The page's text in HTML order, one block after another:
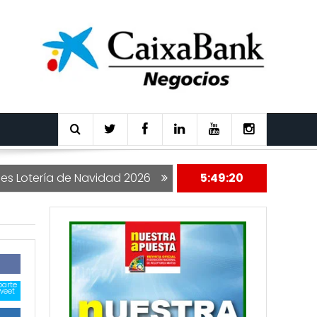
Navidad 2026 Nuestra Apuesta 1775:49:21